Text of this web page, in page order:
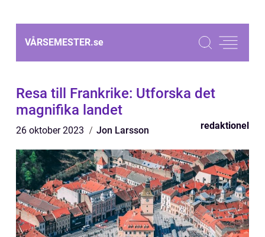
VÅRSEMESTER.se
Resa till Frankrike: Utforska det
magnifika landet
26 oktober 2023 Jon Larsson redaktionel